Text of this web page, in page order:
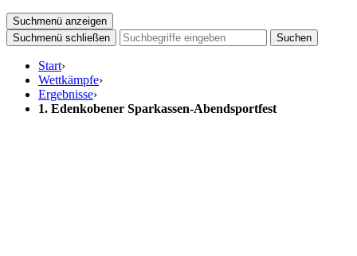
Suchmenü anzeigen
Suchmenü schließen
Suchen
Start›
Wettkämpfe›
Ergebnisse›
1. Edenkobener Sparkassen-Abendsportfest